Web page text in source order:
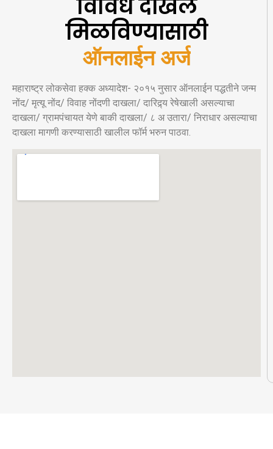
विविध दाखले
मिळविण्यासाठी
ऑनलाईन अर्ज
महाराष्ट्र लोकसेवा हक्क अध्यादेश- २०१५ नुसार ऑनलाईन पद्धतीने जन्म
नोंद/ मृत्यू नोंद/ विवाह नोंदणी दाखला/ दारिद्र्य रेषेखाली असल्याचा
दाखला/ ग्रामपंचायत येणे बाकी दाखला/ ८ अ उतारा/ निराधार असल्याचा
दाखला मागणी करण्यासाठी खालील फॉर्म भरुन पाठवा.